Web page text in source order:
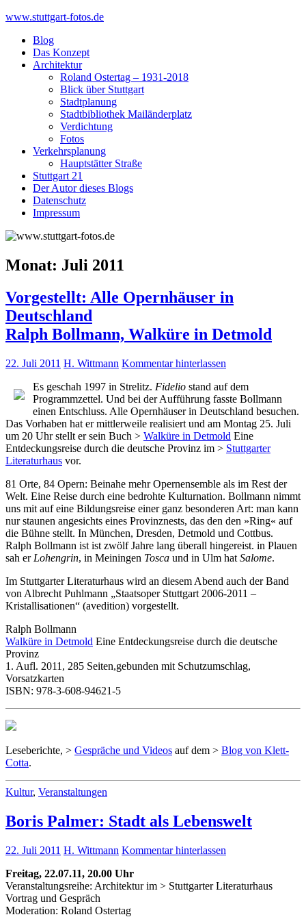
Skip
content
www.stuttgart-fotos.de
Blog
Das Konzept
Architektur
Roland Ostertag – 1931-2018
Blick über Stuttgart
Stadtplanung
Stadtbibliothek Mailänderplatz
Verdichtung
Fotos
Verkehrsplanung
Hauptstätter Straße
Stuttgart 21
Der Autor dieses Blogs
Datenschutz
Impressum
Monat: Juli 2011
Vorgestellt: Alle Opernhäuser in
Deutschland
Ralph Bollmann, Walküre in Detmold
22. Juli 2011 H. Wittmann Kommentar hinterlassen
Es geschah 1997 in Strelitz. Fidelio stand auf dem
Programmzettel. Und bei der Aufführung fasste Bollmann
einen Entschluss. Alle Opernhäuser in Deutschland besuchen.
Das Vorhaben hat er mittlerweile realisiert und am Montag 25. Juli
um 20 Uhr stellt er sein Buch > Walküre in Detmold Eine
Entdeckungsreise durch die deutsche Provinz im > Stuttgarter
Literaturhaus vor.
81 Orte, 84 Opern: Beinahe mehr Opernensemble als im Rest der
Welt. Eine Reise durch eine bedrohte Kulturnation. Bollmann nimmt
uns mit auf eine Bildungsreise einer ganz besonderen Art: man kann
nur staunen angesichts eines Provinznests, das den den »Ring« auf
die Bühne stellt. In München, Dresden, Detmold und Cottbus.
Ralph Bollmann ist ist zwölf Jahre lang überall hingereist. in Plauen
sah er Lohengrin, in Meiningen Tosca und in Ulm hat Salome.
Im Stuttgarter Literaturhaus wird an diesem Abend auch der Band
von Albrecht Puhlmann „Staatsoper Stuttgart 2006-2011 –
Kristallisationen“ (avedition) vorgestellt.
Ralph Bollmann
Walküre in Detmold Eine Entdeckungsreise durch die deutsche
Provinz
1. Aufl. 2011, 285 Seiten,gebunden mit Schutzumschlag,
Vorsatzkarten
ISBN: 978-3-608-94621-5
Leseberichte, > Gespräche und Videos auf dem > Blog von Klett-
Cotta.
Kultur, Veranstaltungen
Boris Palmer: Stadt als Lebenswelt
22. Juli 2011 H. Wittmann Kommentar hinterlassen
Freitag, 22.07.11, 20.00 Uhr
Veranstaltungsreihe: Architektur im > Stuttgarter Literaturhaus
Vortrag und Gespräch
Moderation: Roland Ostertag